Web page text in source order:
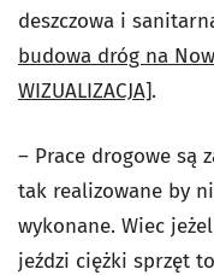
deszczowa i
budowa dróg na
WIZUALIZACJA].
– Prace drogowe są
tak realizowane by
wykonane. Wiec
jeździ ciężki sprzęt